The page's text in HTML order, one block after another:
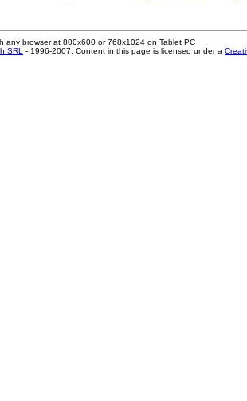
any browser at 800x600 or 768x1024 on Tablet PC
SRL - 1996-2007. Content in this page is licensed under a